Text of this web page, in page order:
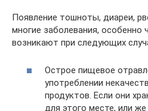
Появление тошноты, диареи,
многие заболевания, особенно
возникают при следующих
Острое пищевое
употреблении
продуктов. Если они
для этого месте, или